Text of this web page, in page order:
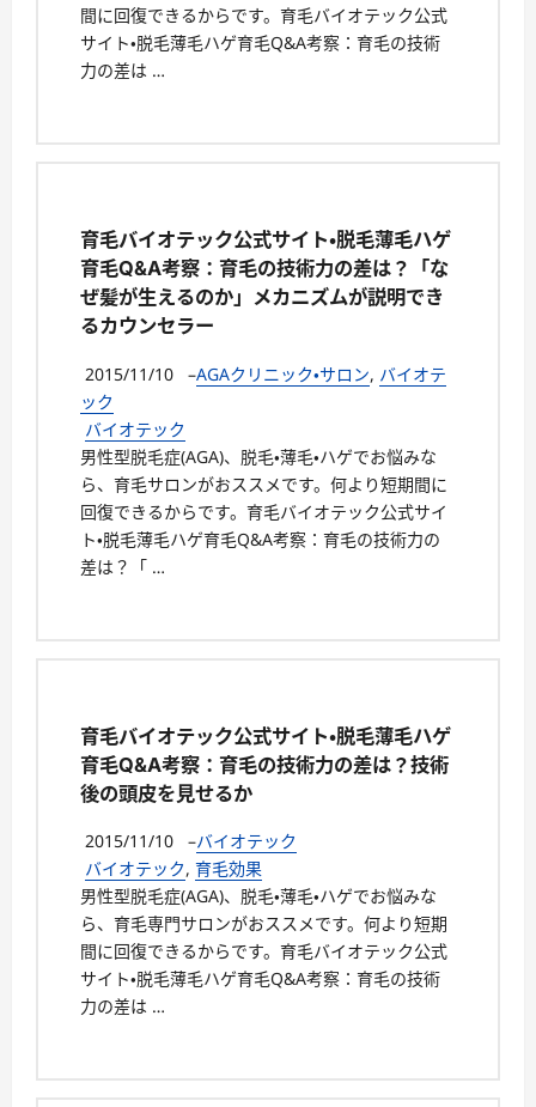
間に回復できるからです。育毛バイオテック公式
サイト・脱毛薄毛ハゲ育毛Q&A考察：育毛の技術
力の差は …
育毛バイオテック公式サイト・脱毛薄毛ハゲ
育毛Q&A考察：育毛の技術力の差は？「な
ぜ髪が生えるのか」メカニズムが説明でき
るカウンセラー
2015/11/10 –AGAクリニック・サロン, バイオテ
ック
バイオテック
男性型脱毛症(AGA)、脱毛・薄毛・ハゲでお悩みな
ら、育毛サロンがおススメです。何より短期間に
回復できるからです。育毛バイオテック公式サイ
ト・脱毛薄毛ハゲ育毛Q&A考察：育毛の技術力の
差は？「 …
育毛バイオテック公式サイト・脱毛薄毛ハゲ
育毛Q&A考察：育毛の技術力の差は？技術
後の頭皮を見せるか
2015/11/10 –バイオテック
バイオテック, 育毛効果
男性型脱毛症(AGA)、脱毛・薄毛・ハゲでお悩みな
ら、育毛専門サロンがおススメです。何より短期
間に回復できるからです。育毛バイオテック公式
サイト・脱毛薄毛ハゲ育毛Q&A考察：育毛の技術
力の差は …